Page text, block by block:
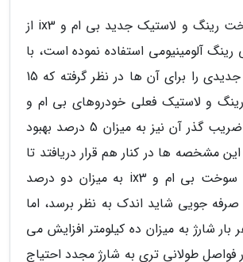
بی ام و برای ساخت رینگ و لاستیک جدید بی ام و ix3 از
آلومینیومی استفاده نموده است، با
این حال طراحی جدیدی را برای آن ها در نظر گرفته که 15
و لاستیک فعلی خودروهای بی ام و
سبک تر است و ضریب گذر آن نیز به میزان 5 درصد بهبود
مشخصه ها در کنار هم قرار دریافتد تا
در نهایت مصرف سوخت بی ام و ix3 به میزان دو درصد
جویی شاید اندک به نظر برسد، اما
بار شارژ به میزان ده کیلومتر افزایش می
فواصل طولانی تری به شارژ مجدد احتیاج